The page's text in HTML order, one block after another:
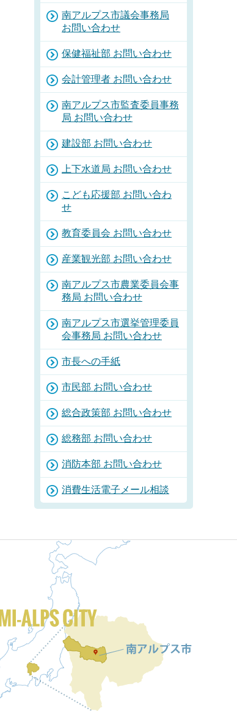
南アルプス市議会事務局
お問い合わせ
保健福祉部 お問い合わせ
会計管理者 お問い合わせ
南アルプス市監査委員事務
局 お問い合わせ
建設部 お問い合わせ
上下水道局 お問い合わせ
こども応援部 お問い合わ
せ
教育委員会 お問い合わせ
産業観光部 お問い合わせ
南アルプス市農業委員会事
務局 お問い合わせ
南アルプス市選挙管理委員
会事務局 お問い合わせ
市長への手紙
市民部 お問い合わせ
総合政策部 お問い合わせ
総務部 お問い合わせ
消防本部 お問い合わせ
消費生活電子メール相談